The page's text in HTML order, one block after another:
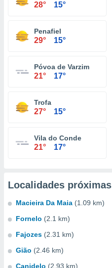
28° 15°
Penafiel
29° 15°
Póvoa de Varzim
21° 17°
Trofa
27° 15°
Vila do Conde
21° 17°
Localidades próximas
Macieira Da Maia (1.09 km)
Fornelo (2.1 km)
Fajozes (2.31 km)
Gião (2.46 km)
Canidelo (2.93 km)